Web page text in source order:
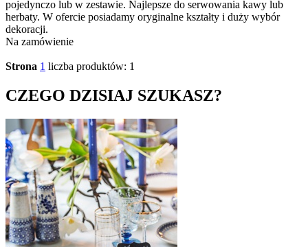
pojedynczo lub w zestawie. Najlepsze do serwowania kawy lub
herbaty. W ofercie posiadamy oryginalne kształty i duży wybór
dekoracji.
Na zamówienie
Strona 1 liczba produktów: 1
CZEGO DZISIAJ SZUKASZ?